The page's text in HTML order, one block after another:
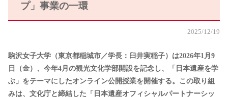
プ」事業の⼀環
2025/12/19
駒沢⼥⼦⼤学（東京都稲城市／学⻑：⾅井実稲⼦）は2026年1⽉9
⽇（⾦）、今年4⽉の観光⽂化学部開設を記念し、「⽇本遺産を学
ぶ」をテーマにしたオンライン公開授業を開催する。この取り組
みは、⽂化庁と締結した「⽇本遺産オフィシャルパートナーシッ